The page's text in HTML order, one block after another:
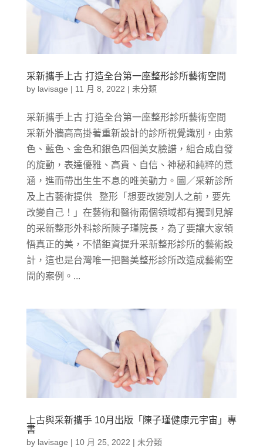
采新攜手上古 打造全台第一座整形診所藝術空間
by lavisage | 11 月 8, 2022 | 未分類
采新攜手上古 打造全台第一座整形診所藝術空間
采新外牆高高掛著重新設計的診所視覺識別，由紫
色、藍色、金色和銀色四個美女臉譜，組合成自發
的旋動，表達優雅、高貴、自信、神秘和純粹的意
涵，進而帶出生生不息的唯美動力。圖／采新診所
及上古藝術提供 整形「想要改變別人之前，要先
改變自己！」在藝術和醫術兩個領域都有獨到見解
的采新整形外科診所陳子瑾院長，為了要讓大家領
悟真正的美，不惜鉅資提升采新整形診所的藝術設
計，這也是台灣唯一把醫美整形診所改造成藝術空
間的案例。...
上古與采新攜手 10月出版「陳子瑾健康元宇宙」專
書
by lavisage | 10 月 25, 2022 | 未分類